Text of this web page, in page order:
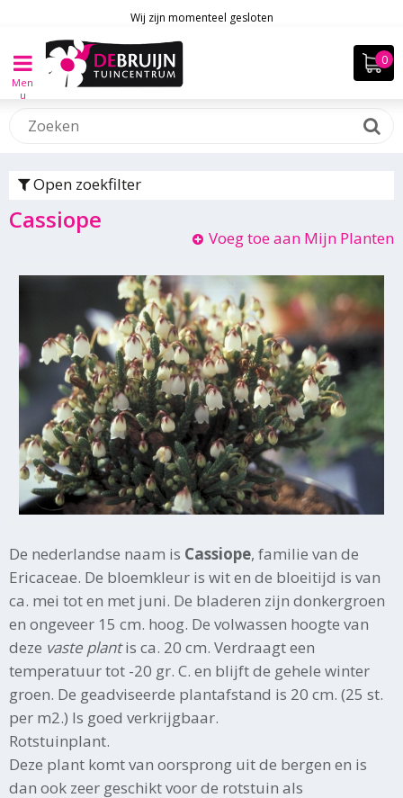
Men
u
Wij zijn momenteel gesloten
Open zoekfilter
Cassiope
Voeg toe aan Mijn Planten
De nederlandse naam is Cassiope, familie van de
Ericaceae. De bloemkleur is wit en de bloeitijd is van
ca. mei tot en met juni. De bladeren zijn donkergroen
en ongeveer 15 cm. hoog. De volwassen hoogte van
deze vaste plantis ca. 20 cm. Verdraagt een
temperatuur tot -20 gr. C. en blijft de gehele winter
groen. De geadviseerde plantafstand is 20 cm. (25 st.
per m2.) Is goed verkrijgbaar.
Rotstuinplant.
Deze plant komt van oorsprong uit de bergen en is
dan ook zeer geschikt voor de rotstuin als